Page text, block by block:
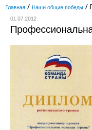
Главная Наши общие победы
01.07.2012